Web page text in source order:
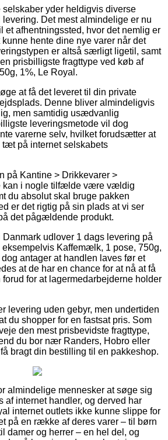
yder heldigvis diverse
Det mest almindelige er nu
et afhentningssted, hvor det nemlig er
hente dine nye varer når det
er altså særligt ligetil, samt
prisbilligste fragttype ved køb af
1%, Le Royal.
at få det leveret til din private
Denne bliver almindeligvis
men samtidig usædvanlig
leveringsmetode vil dog
varerne selv, hvilket forudsætter at
på internet selskabets
på Kantine > Drikkevarer >
kan i nogle tilfælde være vældig
du absolut skal bruge pakken
er det rigtig på sin plads at vi ser
det pågældende produkt.
Danmark udlover 1 dags levering på
Kaffemælk, 1 pose, 750g,
antager at handlen laves før et
at de har en chance for at nå at få
for at lagermedarbejderne holder
levering uden gebyr, men undertiden
du shopper for en fastsat pris. Som
den mest prisbevidste fragttype,
du bor nær Randers, Hobro eller
bragt din bestilling til en pakkeshop.
almindelige mennesker at søge sig
af internet handler, og derved har
internet outlets ikke kunne slippe for
på en række af deres varer – til børn
damer og herrer – en hel del, og